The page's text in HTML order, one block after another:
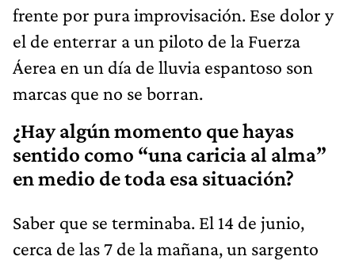
frente por pura improvisación. Ese dolor y
el de enterrar a un piloto de la Fuerza
Áerea en un día de lluvia espantoso son
marcas que no se borran.
¿Hay algún momento que hayas
sentido como “una caricia al alma”
en medio de toda esa situación?
Saber que se terminaba. El 14 de junio,
cerca de las 7 de la mañana, un sargento